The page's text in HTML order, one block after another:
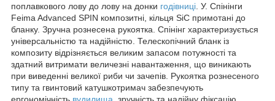
поплавкового лову до лову на донки годівниці . У. Спінінги
Feima Advanced SPIN композитні, кільця SiC примотані до
бланку. Зручна рознесена рукоятка. Спінінг характеризується
універсальністю та надійністю. Телескопічний бланк із
композиту відрізняється великим запасом потужності та
здатний витримати величезні навантаження, що виникають
при виведенні великої риби чи зачепів. Рукоятка рознесеного
типу та гвинтовий катушкотримач забезпечують
ергономічність вудилища , зручність та надійну фіксацію